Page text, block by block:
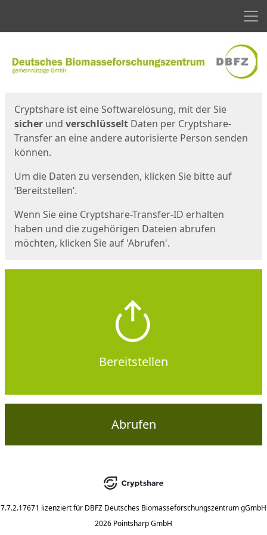
Cryptshare ist eine Softwarelösung, mit der Sie
sicher und verschlüsselt Daten per Cryptshare-
Transfer an eine andere autorisierte Person senden
können.
Um die Daten zu versenden, klicken Sie bitte auf
‘Bereitstellen’.
Wenn Sie eine Cryptshare-Transfer-ID erhalten
haben und die zugehörigen Dateien abrufen
möchten, klicken Sie auf 'Abrufen'.
Bereitstellen
Abrufen
7.7.2.17671 lizenziert für DBFZ Deutsches Biomasseforschungszentrum gGmbH
2026 Pointsharp GmbH